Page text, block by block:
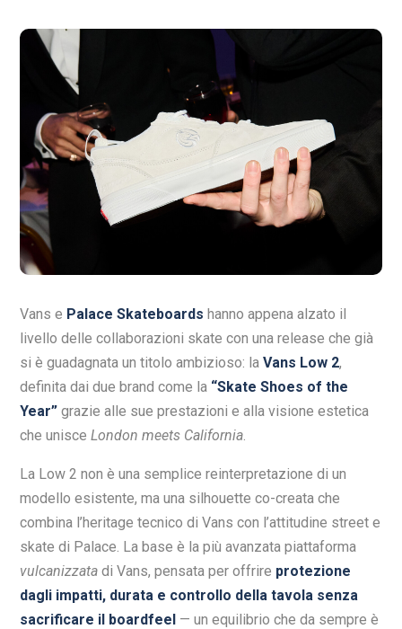
Vans e Palace Skateboards hanno appena alzato il
livello delle collaborazioni skate con una release che già
si è guadagnata un titolo ambizioso: la Vans Low 2,
definita dai due brand come la “Skate Shoes of the
Year” grazie alle sue prestazioni e alla visione estetica
che unisce London meets California.
La Low 2 non è una semplice reinterpretazione di un
modello esistente, ma una silhouette co-creata che
combina l’heritage tecnico di Vans con l’attitudine street e
skate di Palace. La base è la più avanzata piattaforma
vulcanizzata di Vans, pensata per offrire protezione
dagli impatti, durata e controllo della tavola senza
sacrificare il boardfeel — un equilibrio che da sempre è